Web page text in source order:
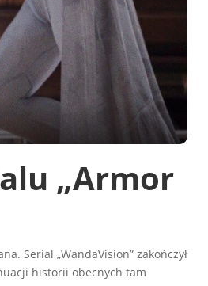
„Armor
Serial „WandaVision” zakończył
historii obecnych tam